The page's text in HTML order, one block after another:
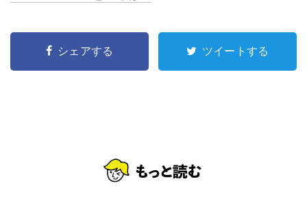
シェアする ツイートする